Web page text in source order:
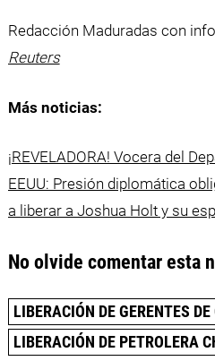
Redacción Maduradas con
Reuters
Más noticias:
¡REVELADORA! Vocera del
EEUU: Presión diplomática
a liberar a Joshua Holt y su
No olvide comentar esta
LIBERACIÓN DE GERENTES
LIBERACIÓN DE PETROLERA